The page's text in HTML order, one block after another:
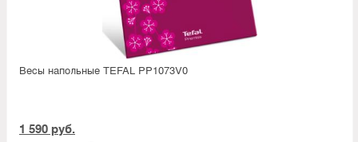
Весы напольные TEFAL PP1073V0
1 590 руб.